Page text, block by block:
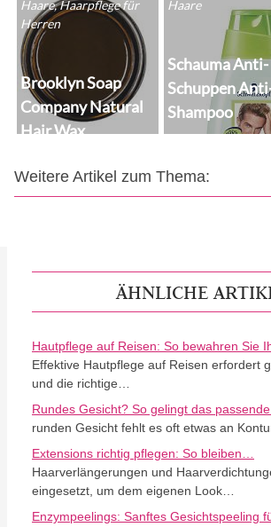
Haare, Haarpflege für
Herren
Brooklyn Soap
Company Natural
Hair Wax
Haare
Schauma Anti-
Schuppen
Shampoo
Weitere Artikel zum Thema:
ÄHNLICHE
Hautpflege auf Reisen: So bewahren Sie
Effektive Hautpflege auf Reisen erfordert
und die richtige…
Rundes Gesicht? So gelingt das
runden Gesicht fehlt es oft etwas an
Extensions richtig pflegen: So bleiben…
Haarverlängerungen und
eingesetzt, um dem eigenen Look…
Enzympeelings: Sanftes Gesichtspeeling